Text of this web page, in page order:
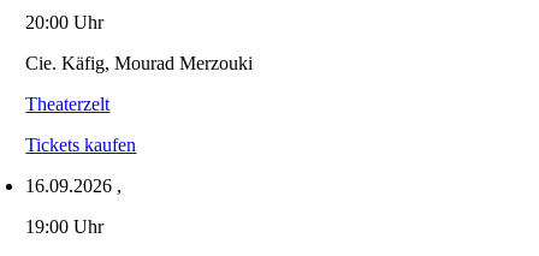
20:00 Uhr
Cie. Käfig, Mourad Merzouki
Theaterzelt
Tickets kaufen
16.09.2026 ,
19:00 Uhr